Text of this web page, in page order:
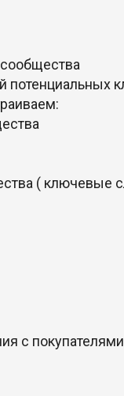
потенциальных
(
с